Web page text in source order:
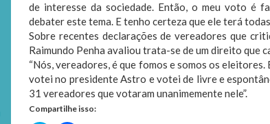
de interesse da sociedade. Então, o meu voto é
debater este tema. E tenho certeza que ele terá
Sobre recentes declarações de vereadores que
Raimundo Penha avaliou trata-se de um direito que
“Nós, vereadores, é que fomos e somos os
votei no presidente Astro e votei de livre e
31 vereadores que votaram unanimemente nele”.
Compartilhe isso: